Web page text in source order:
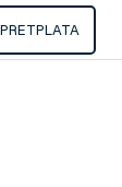
PRETPLATA